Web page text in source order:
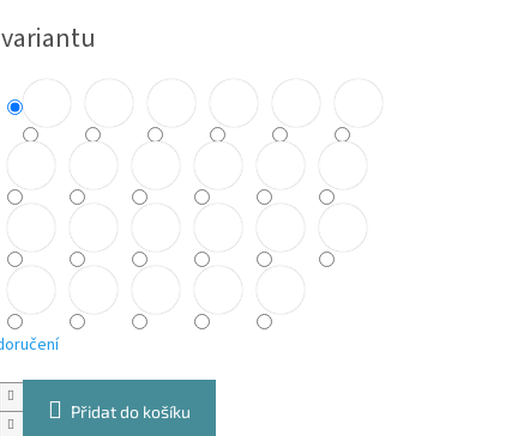
Přidat do košíku